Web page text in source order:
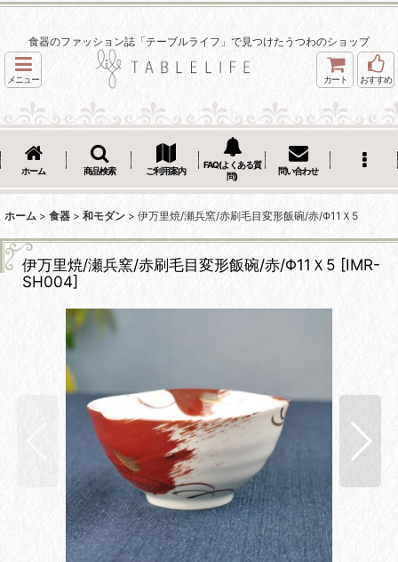
食器のファッション誌「テーブルライフ」で見つけたうつわのショップ
メニュー カート おすすめ
ホーム 商品検索 ご利用案内
FAQ(よくある質
問)
問い合わせ
ホーム > 食器 > 和モダン > 伊万里焼/瀬兵窯/赤刷毛目変形飯碗/赤/Φ11Ｘ5
伊万里焼/瀬兵窯/赤刷毛目変形飯碗/赤/Φ11Ｘ5 [IMR-
SH004]